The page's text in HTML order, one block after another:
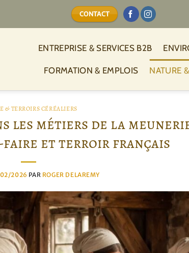
CONTACT
ENTREPRISE & SERVICES B2B
FORMATION & EMPLOIS NATURE
& TERROIRS CÉRÉALIERS
les métiers de la
et terroir français
2026 PAR ROGER DELAREMY